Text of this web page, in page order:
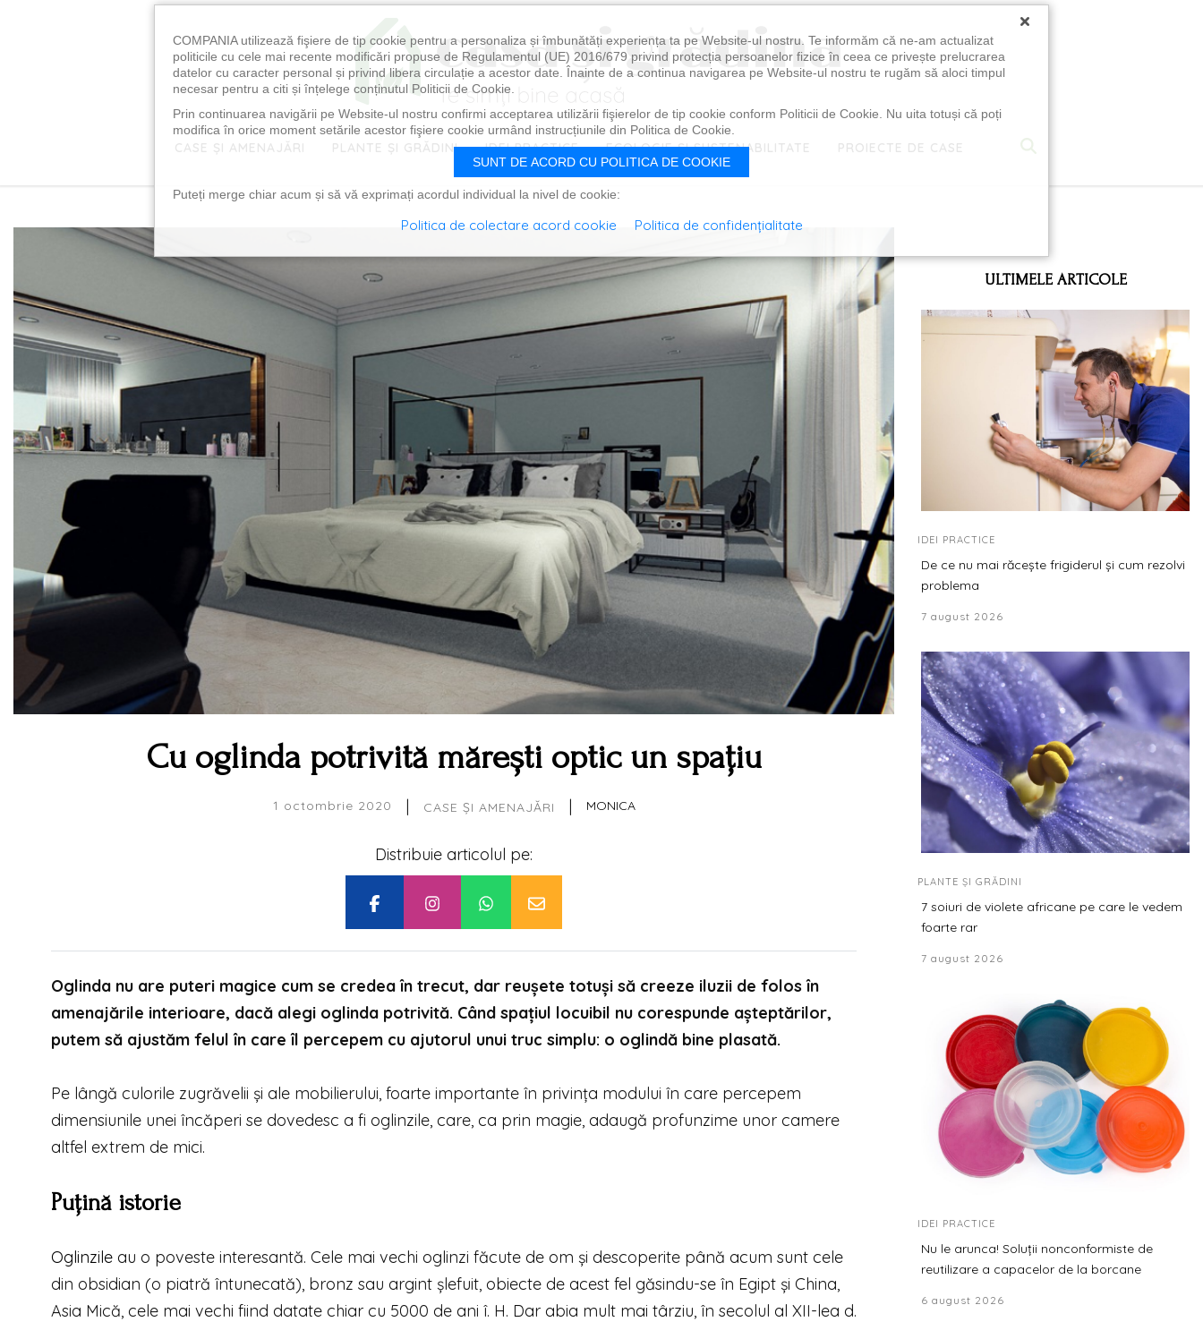
CASE ȘI AMENAJĂRI PLANTE ȘI GRĂDINI IDEI PRACTICE ECOLOGIE ȘI SUSTENABILITATE PROIECTE DE CASE
Cu oglinda potrivită mărești optic un spațiu
1 octombrie 2020 | CASE ȘI AMENAJĂRI | MONICA
Distribuie articolul pe:
Oglinda nu are puteri magice cum se credea în trecut, dar reușete totuși să creeze iluzii de folos în
amenajările interioare, dacă alegi oglinda potrivită. Când spațiul locuibil nu corespunde așteptărilor,
putem să ajustăm felul în care îl percepem cu ajutorul unui truc simplu: o oglindă bine plasată.
Pe lângă culorile zugrăvelii și ale mobilierului, foarte importante în privința modului în care percepem
dimensiunile unei încăperi se dovedesc a fi oglinzile, care, ca prin magie, adaugă profunzime unor camere
altfel extrem de mici.
Puțină istorie
Oglinzile au o poveste interesantă. Cele mai vechi oglinzi făcute de om și descoperite până acum sunt cele
din obsidian (o piatră întunecată), bronz sau argint șlefuit, obiecte de acest fel găsindu-se în Egipt și China,
Asia Mică, cele mai vechi fiind datate chiar cu 5000 de ani î. H. Dar abia mult mai târziu, în secolul al XII-lea d.
ULTIMELE ARTICOLE
IDEI PRACTICE
De ce nu mai răcește frigiderul și cum rezolvi
problema
7 august 2026
PLANTE ȘI GRĂDINI
7 soiuri de violete africane pe care le vedem
foarte rar
7 august 2026
IDEI PRACTICE
Nu le arunca! Soluții nonconformiste de
reutilizare a capacelor de la borcane
6 august 2026
×
COMPANIA utilizează fişiere de tip cookie pentru a personaliza și îmbunătăți experiența ta pe Website-ul nostru. Te informăm că ne-am actualizat
politicile cu cele mai recente modificări propuse de Regulamentul (UE) 2016/679 privind protecția persoanelor fizice în ceea ce privește prelucrarea
datelor cu caracter personal și privind libera circulație a acestor date. Înainte de a continua navigarea pe Website-ul nostru te rugăm să aloci timpul
necesar pentru a citi și înțelege conținutul Politicii de Cookie.
Prin continuarea navigării pe Website-ul nostru confirmi acceptarea utilizării fişierelor de tip cookie conform Politicii de Cookie. Nu uita totuși că poți
modifica în orice moment setările acestor fişiere cookie urmând instrucțiunile din Politica de Cookie.
SUNT DE ACORD CU POLITICA DE COOKIE
Puteți merge chiar acum și să vă exprimați acordul individual la nivel de cookie:
Politica de colectare acord cookie Politica de confidențialitate